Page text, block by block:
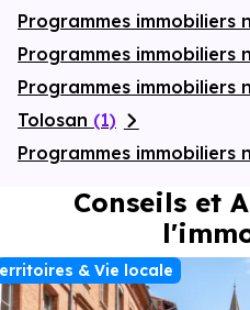
Programmes immobiliers
Programmes immobiliers
Programmes immobiliers
Tolosan (1)
Programmes immobiliers
Conseils et
& Vie locale